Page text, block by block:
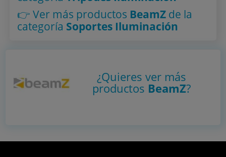
👉 Ver más productos BeamZde la
categoría Soportes Iluminación
¿Quieres ver más
productos BeamZ?